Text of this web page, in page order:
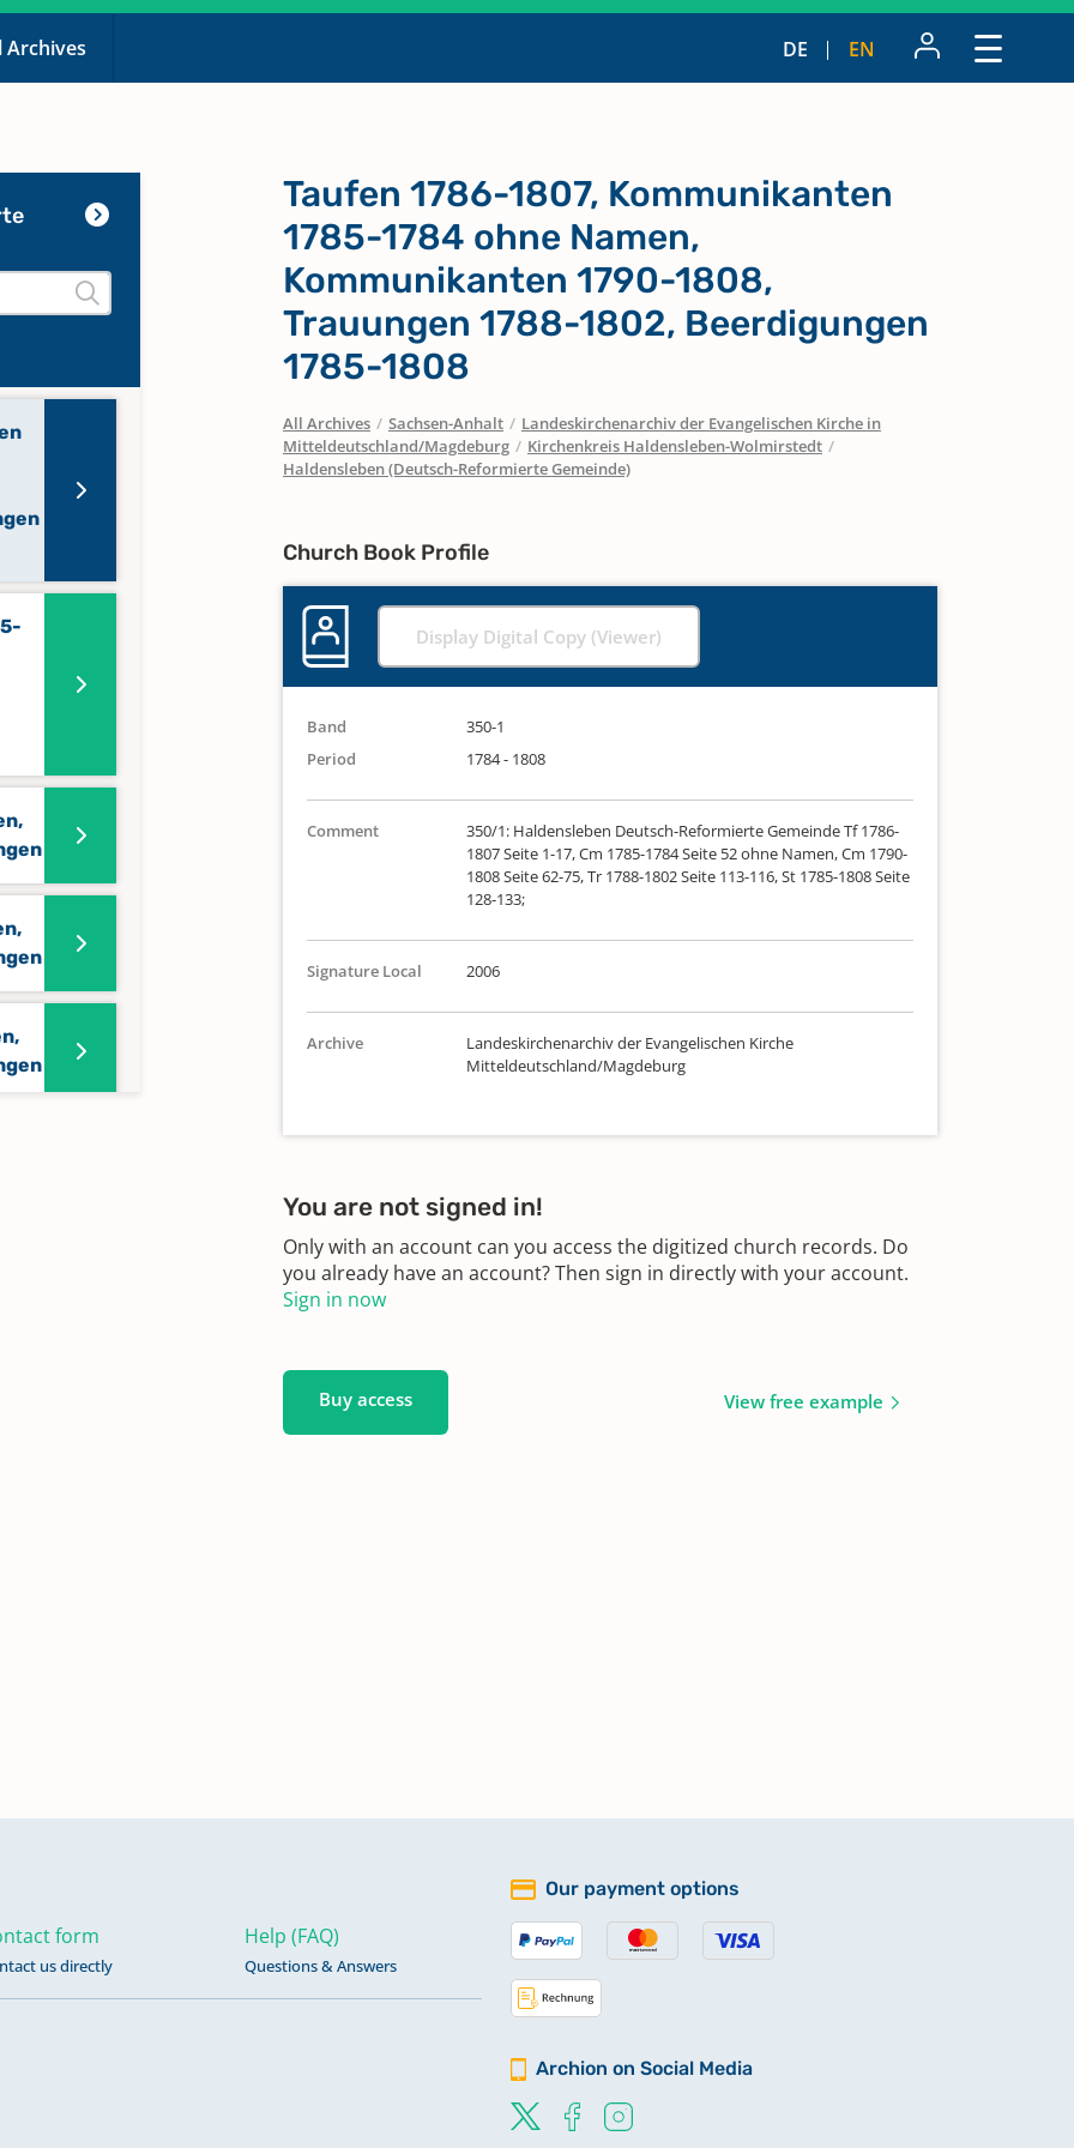
Archives DE EN
Taufen 1786-1807, Kommunikanten
1785-1784 ohne Namen,
Kommunikanten 1790-1808,
Trauungen 1788-1802, Beerdigungen
1785-1808
All Archives / Sachsen-Anhalt / Landeskirchenarchiv der Evangelischen Kirche in
Mitteldeutschland/Magdeburg / Kirchenkreis Haldensleben-Wolmirstedt /
Haldensleben (Deutsch-Reformierte Gemeinde)
Church Book Profile
Display Digital Copy (Viewer)
Band
350-1
Period
1784 - 1808
Comment
350/1: Haldensleben Deutsch-Reformierte Gemeinde Tf 1786-
1807 Seite 1-17, Cm 1785-1784 Seite 52 ohne Namen, Cm 1790-
1808 Seite 62-75, Tr 1788-1802 Seite 113-116, St 1785-1808 Seite
128-133;
Signature Local 2006
Archive
Landeskirchenarchiv der Evangelischen Kirche
Mitteldeutschland/Magdeburg
You are not signed in!
Only with an account can you access the digitized church records. Do
you already have an account? Then sign in directly with your account.
Sign in now
Buy access View free example
form
us directly
Help (FAQ)
Questions & Answers
Our payment options
Archion on Social Media